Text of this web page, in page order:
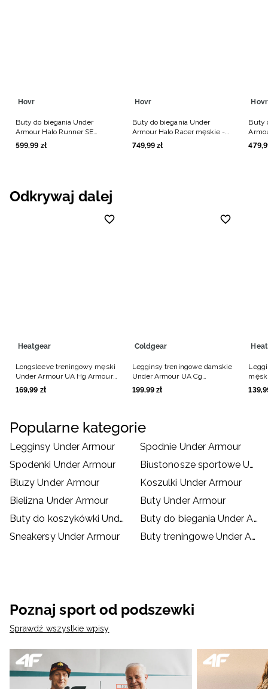
Hovr
Buty do biegania Under
Armour Halo Runner SE
męskie - czarne
599,99 zł
Hovr
Buty do biegania Under
Armour Halo Racer męskie -
czarne
749,99 zł
Hovr
Buty
479,
Odkrywaj dalej
Heatgear
Longsleeve treningowy męski
Under Armour UA Hg Armour
Comp Mock Ls - czarny
169,99 zł
Coldgear
Legginsy treningowe damskie
Under Armour UA Cg
Authentics Legging - czarne
199,99 zł 139,
Popularne kategorie
Legginsy Under Armour
Spodnie Under Armour
Spodenki Under Armour
Biustonosze sportowe Under Armour
Bluzy Under Armour
Koszulki Under Armour
Bielizna Under Armour
Buty Under Armour
Buty do koszykówki Under Armour
Buty do biegania Under Armour
Sneakersy Under Armour
Buty treningowe Under Armour
Poznaj sport od podszewki
Sprawdź wszystkie wpisy